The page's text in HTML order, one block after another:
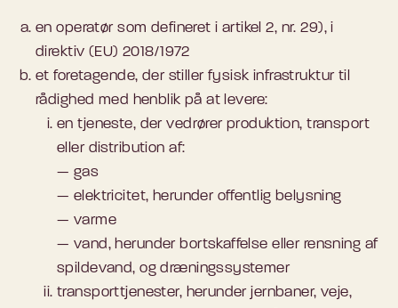
en operatør som defineret i artikel 2, nr. 29), i
direktiv (EU) 2018/1972
et foretagende, der stiller fysisk infrastruktur til
rådighed med henblik på at levere:
en tjeneste, der vedrører produktion, transport
eller distribution af:
— gas
— elektricitet, herunder offentlig belysning
— varme
— vand, herunder bortskaffelse eller rensning af
spildevand, og dræningssystemer
transporttjenester, herunder jernbaner, veje,